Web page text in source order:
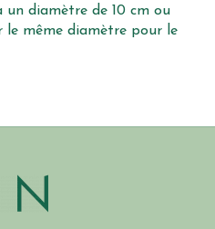
diamètre de 10 cm ou
le même diamètre pour le